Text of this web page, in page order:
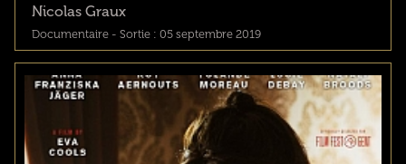
Nicolas Graux
Documentaire - Sortie : 05 septembre 2019